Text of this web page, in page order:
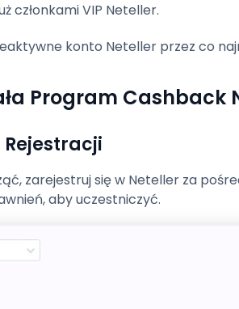
członkami VIP Neteller.
konto Neteller przez co
Program Cashback
Rejestracji
zarejestruj się w Neteller za
aby uczestniczyć.